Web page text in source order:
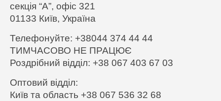
секція “А”, офіс 321
01133 Київ, Україна
Телефонуйте: +38044 374 44 44
ТИМЧАСОВО НЕ ПРАЦЮЄ
Роздрібний відділ: +38 067 403 67 03
Оптовий відділ:
Київ та область +38 067 536 32 68